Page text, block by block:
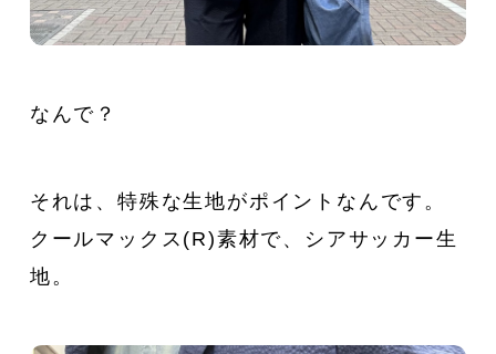
なんで？
それは、特殊な生地がポイントなんです。
クールマックス(R)素材で、シアサッカー生
地。